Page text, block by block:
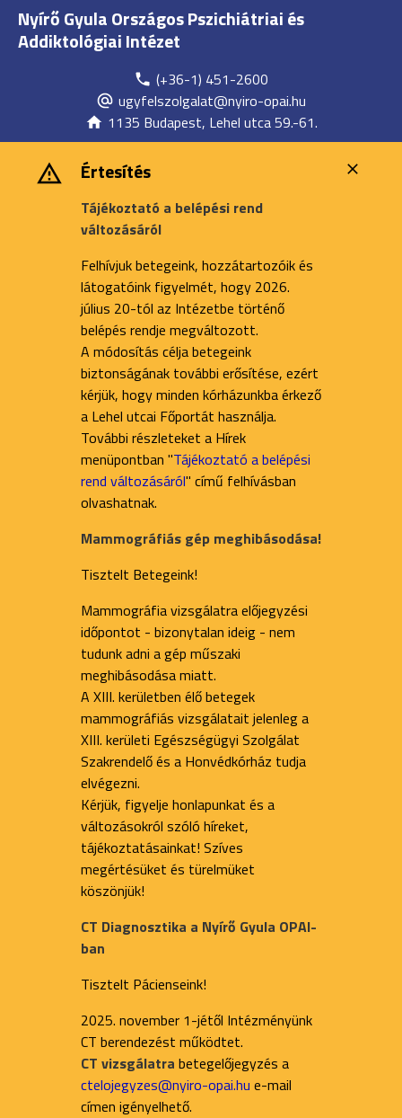
Nyírő Gyula Országos Pszichiátriai és
Addiktológiai Intézet
(+36-1) 451-2600
ugyfelszolgalat@nyiro-opai.hu
1135 Budapest, Lehel utca 59.-61.
Értesítés
Tájékoztató a belépési rend
változásáról
Felhívjuk betegeink, hozzátartozóik és
látogatóink figyelmét, hogy 2026.
július 20-tól az Intézetbe történő
belépés rendje megváltozott.
A módosítás célja betegeink
biztonságának további erősítése, ezért
kérjük, hogy minden kórházunkba érkező
a Lehel utcai Főportát használja.
További részleteket a Hírek
menüpontban "Tájékoztató a belépési
rend változásáról" című felhívásban
olvashatnak.
Mammográfiás gép meghibásodása!
Tisztelt Betegeink!
Mammográfia vizsgálatra előjegyzési
időpontot - bizonytalan ideig - nem
tudunk adni a gép műszaki
meghibásodása miatt.
A XIII. kerületben élő betegek
mammográfiás vizsgálatait jelenleg a
XIII. kerületi Egészségügyi Szolgálat
Szakrendelő és a Honvédkórház tudja
elvégezni.
Kérjük, figyelje honlapunkat és a
változásokról szóló híreket,
tájékoztatásainkat! Szíves
megértésüket és türelmüket
köszönjük!
CT Diagnosztika a Nyírő Gyula OPAI-
ban
Tisztelt Pácienseink!
2025. november 1-jétől Intézményünk
CT berendezést működtet.
CT vizsgálatra betegelőjegyzés a
ctelojegyzes@nyiro-opai.hu e-mail
címen igényelhető.